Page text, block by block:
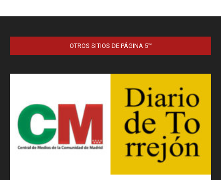
OTROS SITIOS DE PÁGINA 5™